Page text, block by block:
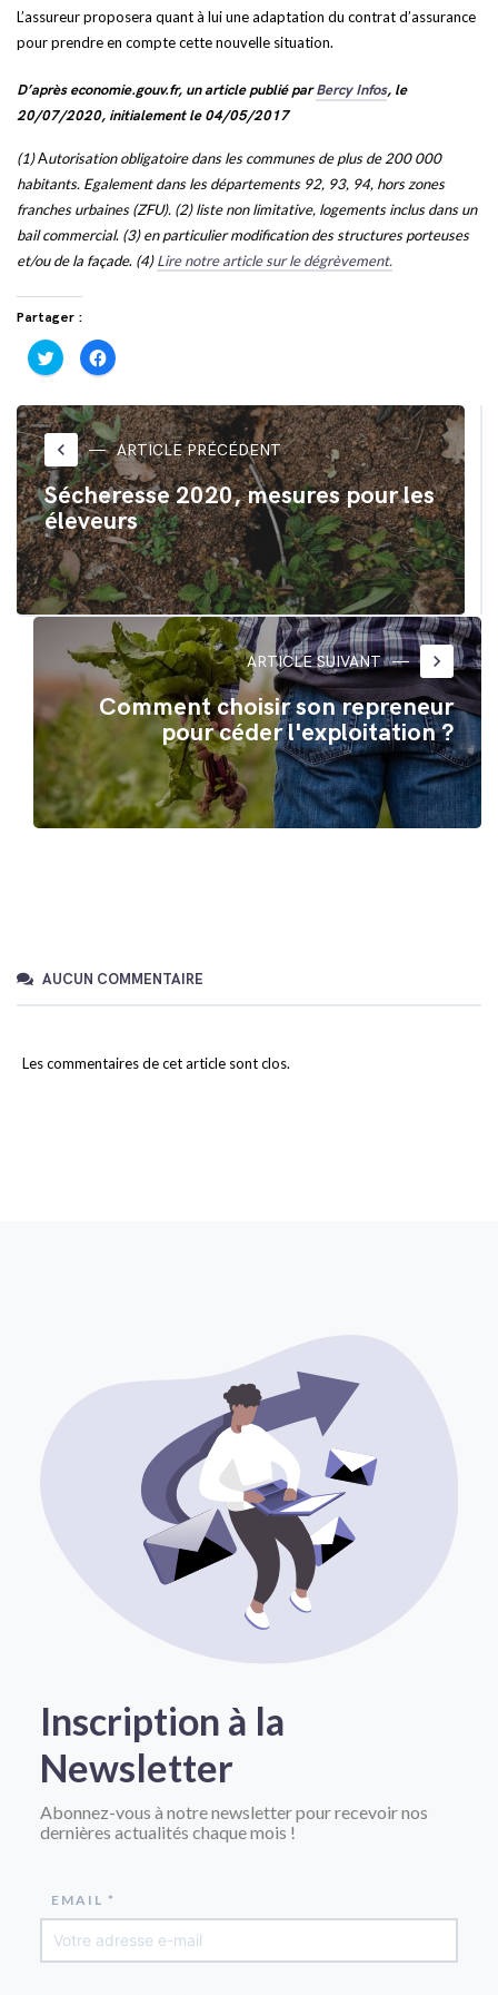
L’assureur proposera quant à lui une adaptation du contrat d’assurance
pour prendre en compte cette nouvelle situation.
D’après economie.gouv.fr, un article publié parBercy Infos, le
20/07/2020, initialement le 04/05/2017
(1)Autorisation obligatoire dans les communes de plus de 200 000
habitants. Egalement dans les départements 92, 93, 94, hors zones
franches urbaines (ZFU). (2) liste non limitative, logements inclus dans un
bail commercial. (3) en particulier modification des structures porteuses
et/ou de la façade. (4)Lire notre article sur le dégrèvement.
Partager :
Cliquez
pour
partager
Twitter(ouvre
dans
une
nouvelle
fenêtre)
Cliquez
pour
partager
Facebook(ouvre
dans
une
nouvelle
fenêtre)
keyboard_arrow_left ARTICLE PRÉCÉDENT
Sécheresse 2020, mesures pour les
éleveurs
ARTICLE SUIVANT keyboard_arrow_right
Comment choisir son repreneur
pour céder l'exploitation ?
AUCUN COMMENTAIRE
Les commentaires de cet article sont clos.
Inscription à la
Newsletter
Abonnez-vous à notre newsletter pour recevoir nos
dernières actualités chaque mois !
EMAIL *